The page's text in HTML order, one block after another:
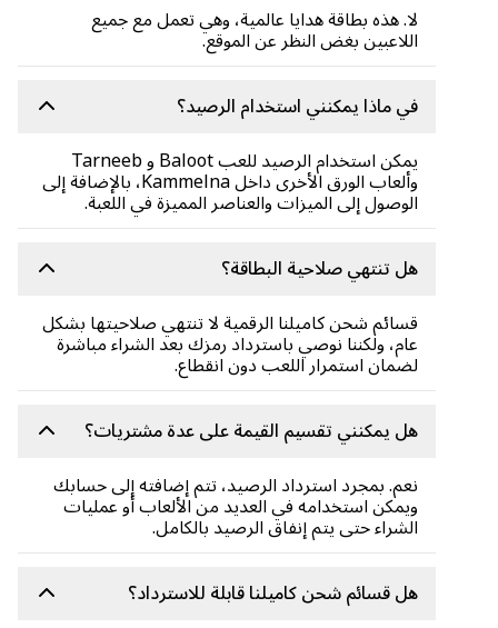
لا. هذه بطاقة هدايا عالمية، وهي تعمل مع جميع
اللاعبين بغض النظر عن الموقع.
في ماذا يمكنني استخدام الرصيد؟
يمكن استخدام الرصيد للعب Baloot و Tarneeb
وألعاب الورق الأخرى داخل Kammelna، بالإضافة إلى
الوصول إلى الميزات والعناصر المميزة في اللعبة.
هل تنتهي صلاحية البطاقة؟
قسائم شحن كاميلنا الرقمية لا تنتهي صلاحيتها بشكل
عام، ولكننا نوصي باسترداد رمزك بعد الشراء مباشرة
لضمان استمرار اللعب دون انقطاع.
هل يمكنني تقسيم القيمة على عدة مشتريات؟
نعم. بمجرد استرداد الرصيد، تتم إضافته إلى حسابك
ويمكن استخدامه في العديد من الألعاب أو عمليات
الشراء حتى يتم إنفاق الرصيد بالكامل.
هل قسائم شحن كاميلنا قابلة للاسترداد؟